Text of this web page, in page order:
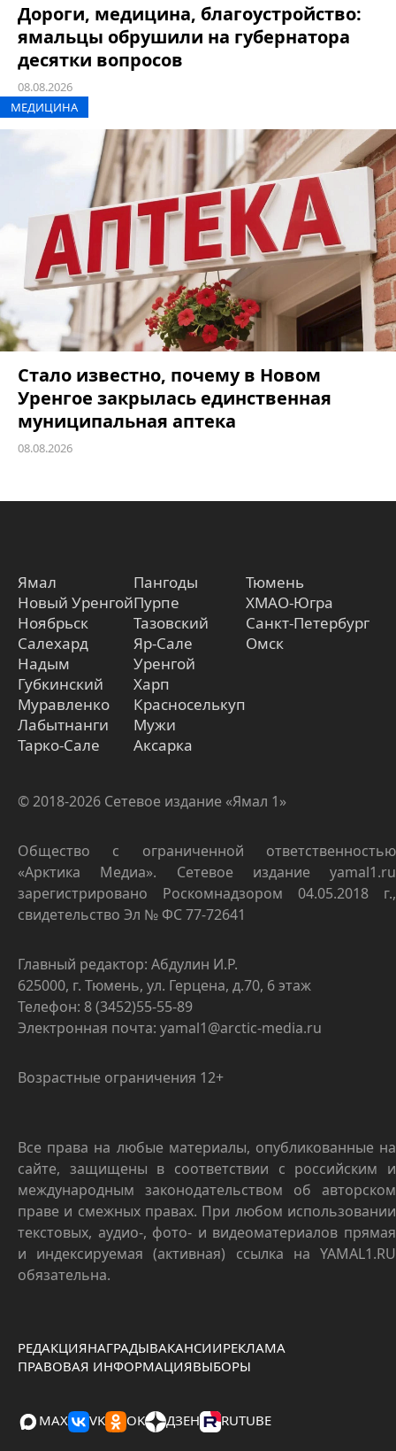
Дороги, медицина, благоустройство:
ямальцы обрушили на губернатора
десятки вопросов
08.08.2026
МЕДИЦИНА
Стало известно, почему в Новом
Уренгое закрылась единственная
муниципальная аптека
08.08.2026
Ямал
Новый Уренгой
Ноябрьск
Салехард
Надым
Губкинский
Муравленко
Лабытнанги
Тарко-Сале
Пангоды
Пурпе
Тазовский
Яр-Сале
Уренгой
Харп
Красноселькуп
Мужи
Аксарка
Тюмень
ХМАО-Югра
Санкт-Петербург
Омск
© 2018-2026 Сетевое издание «Ямал 1»
Общество с ограниченной ответственностью
«Арктика Медиа». Сетевое издание yamal1.ru
зарегистрировано Роскомнадзором 04.05.2018 г.,
свидетельство Эл № ФС 77-72641
Главный редактор: Абдулин И.Р.
625000, г. Тюмень, ул. Герцена, д.70, 6 этаж
Телефон: 8 (3452)55-55-89
Электронная почта: yamal1@arctic-media.ru
Возрастные ограничения 12+
Все права на любые материалы, опубликованные на
сайте, защищены в соответствии с российским и
международным законодательством об авторском
праве и смежных правах. При любом использовании
текстовых, аудио-, фото- и видеоматериалов прямая
и индексируемая (активная) ссылка на YAMAL1.RU
обязательна.
РЕДАКЦИЯНАГРАДЫВАКАНСИИРЕКЛАМА
ПРАВОВАЯ ИНФОРМАЦИЯВЫБОРЫ
MAX VK OK ДЗЕН RUTUBE